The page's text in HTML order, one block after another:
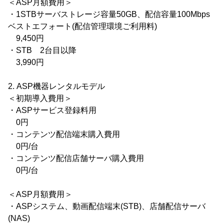
＜ASP月額費用＞
・1STBサーバストレージ容量50GB、配信容量100Mbps
ベストエフォート(配信管理環境ご利用料)
9,450円
・STB 2台目以降
3,990円
2. ASP機器レンタルモデル
＜初期導入費用＞
・ASPサービス登録料用
0円
・コンテンツ配信端末購入費用
0円/台
・コンテンツ配信店舗サーバ購入費用
0円/台
＜ASP月額費用＞
・ASPシステム、動画配信端末(STB)、店舗配信サーバ
(NAS)